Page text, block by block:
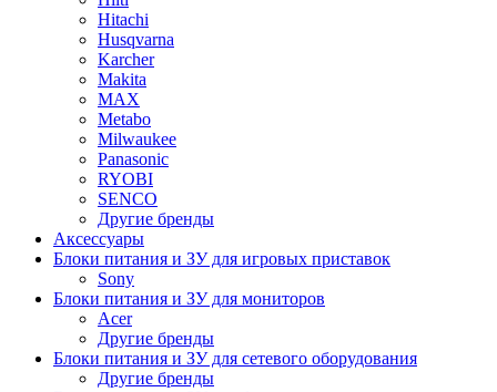
Hitachi
Husqvarna
Karcher
Makita
MAX
Metabo
Milwaukee
Panasonic
RYOBI
SENCO
Другие бренды
Аксессуары
Блоки питания и ЗУ для игровых приставок
Sony
Блоки питания и ЗУ для мониторов
Acer
Другие бренды
Блоки питания и ЗУ для сетевого оборудования
Другие бренды